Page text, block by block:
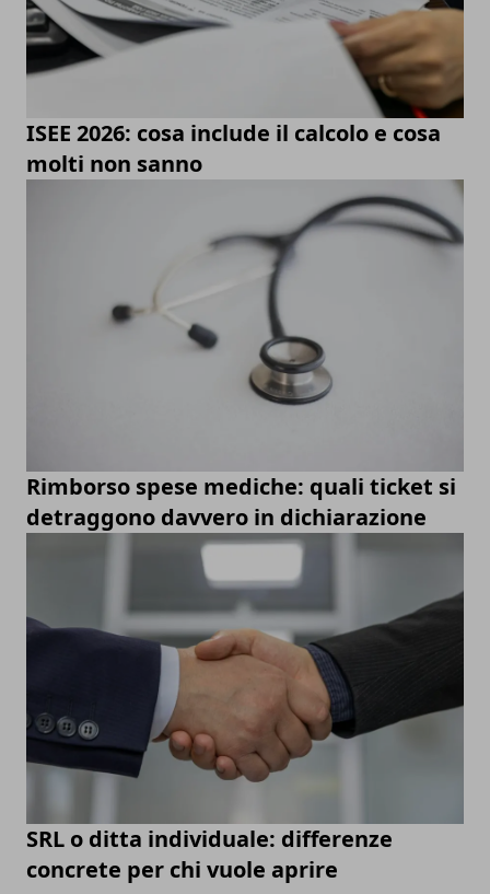
ISEE 2026: cosa include il calcolo e cosa
molti non sanno
Rimborso spese mediche: quali ticket si
detraggono davvero in dichiarazione
SRL o ditta individuale: differenze
concrete per chi vuole aprire